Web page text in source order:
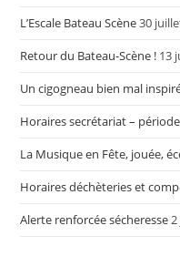
L’Escale Bateau Scène30
Retour du Bateau-Scène ! 13
Un cigogneau bien mal
Horaires secrétariat –
La Musique en Fête, jouée,
Horaires déchèteries et
Alerte renforcée sécheresse